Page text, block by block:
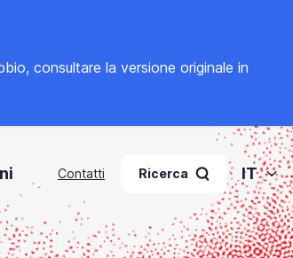
consultare la versione originale in
Contatti Ricerca IT